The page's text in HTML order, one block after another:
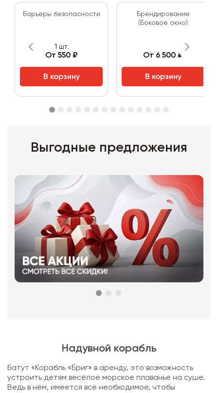
Барьеры безопасности
1 шт.
От 550 ₽
В корзину
Брендирование
(Боковое окно)
От 6 500 ₽
В корзину
Выгодные предложения
Надувной корабль
Батут «Корабль «Бриг» в аренду, это возможность
устроить детям весёлое морское плаванье на суше.
Ведь в нём, имеется всё необходимое, чтобы